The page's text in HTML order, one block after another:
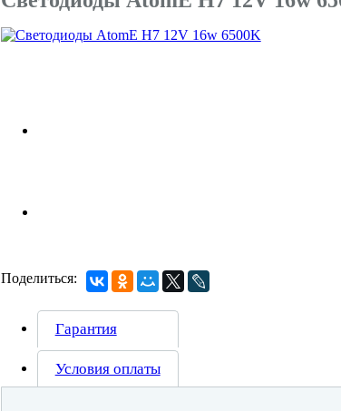
Поделиться:
Гарантия
Условия оплаты